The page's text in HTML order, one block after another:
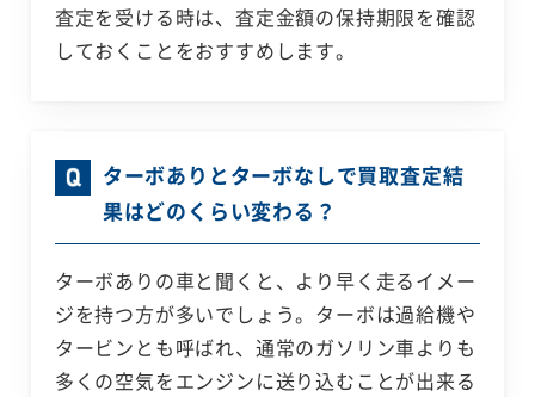
査定を受ける時は、査定金額の保持期限を確認
しておくことをおすすめします。
ターボありとターボなしで買取査定結
果はどのくらい変わる？
ターボありの車と聞くと、より早く走るイメー
ジを持つ方が多いでしょう。ターボは過給機や
タービンとも呼ばれ、通常のガソリン車よりも
多くの空気をエンジンに送り込むことが出来る